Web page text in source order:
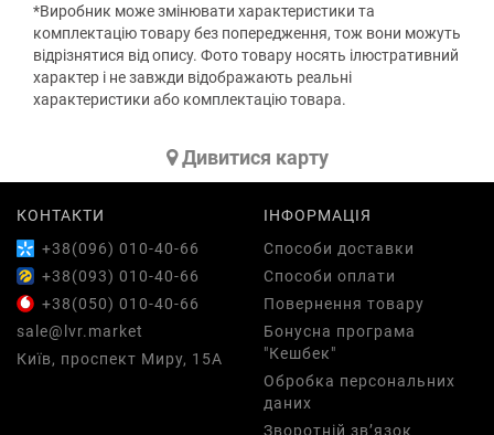
*Виробник може змінювати характеристики та
комплектацію товару без попередження, тож вони можуть
відрізнятися від опису. Фото товару носять ілюстративний
характер і не завжди відображають реальні
характеристики або комплектацію товара.
Дивитися карту
КОНТАКТИ
+38(096) 010-40-66
+38(093) 010-40-66
+38(050) 010-40-66
sale@lvr.market
Київ, проспект Миру, 15А
ІНФОРМАЦІЯ
Способи доставки
Способи оплати
Повернення товару
Бонусна програма
"Кешбек"
Обробка персональних
даних
Зворотній зв’язок